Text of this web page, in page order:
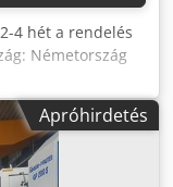
4 hét a rendelés
Németország
Kinyúlás: 240
0,75 kW
Hossz: 705
Tömeg: 195 kg
Apróhirdetés